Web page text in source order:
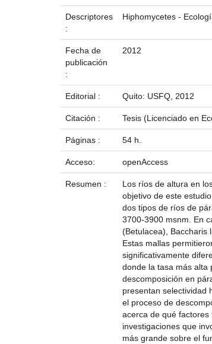
Descriptores
:
Hiphomycetes -
Fecha de
publicación
:
2012
Editorial : Quito: USFQ, 2012
Citación : Tesis (Licenciado en
Páginas : 54 h.
Acceso: openAccess
Resumen :
Los ríos de altura en
objetivo de este
dos tipos de ríos de
3700-3900 msnm. En
(Betulacea), Baccharis
Estas mallas
significativamente
donde la tasa más alta
descomposición en
presentan selectividad
el proceso de
acerca de qué
investigaciones que
más grande sobre el